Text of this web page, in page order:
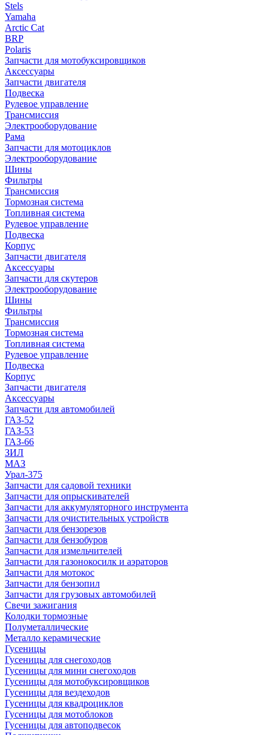
Stels
Yamaha
Arctic Cat
BRP
Polaris
Запчасти для мотобуксировщиков
Аксессуары
Запчасти двигателя
Подвеска
Рулевое управление
Трансмиссия
Электрооборудование
Рама
Запчасти для мотоциклов
Электрооборудование
Шины
Фильтры
Трансмиссия
Тормозная система
Топливная система
Рулевое управление
Подвеска
Корпус
Запчасти двигателя
Аксессуары
Запчасти для скутеров
Электрооборудование
Шины
Фильтры
Трансмиссия
Тормозная система
Топливная система
Рулевое управление
Подвеска
Корпус
Запчасти двигателя
Аксессуары
Запчасти для автомобилей
ГАЗ-52
ГАЗ-53
ГАЗ-66
ЗИЛ
МАЗ
Урал-375
Запчасти для садовой техники
Запчасти для опрыскивателей
Запчасти для аккумуляторного инструмента
Запчасти для очистительных устройств
Запчасти для бензорезов
Запчасти для бензобуров
Запчасти для измельчителей
Запчасти для газонокосилк и аэраторов
Запчасти для мотокос
Запчасти для бензопил
Запчасти для грузовых автомобилей
Свечи зажигания
Колодки тормозные
Полуметаллические
Металло керамические
Гусеницы
Гусеницы для снегоходов
Гусеницы для мини снегоходов
Гусеницы для мотобуксировщиков
Гусеницы для вездеходов
Гусеницы для квадроциклов
Гусеницы для мотоблоков
Гусеницы для автоподвесок